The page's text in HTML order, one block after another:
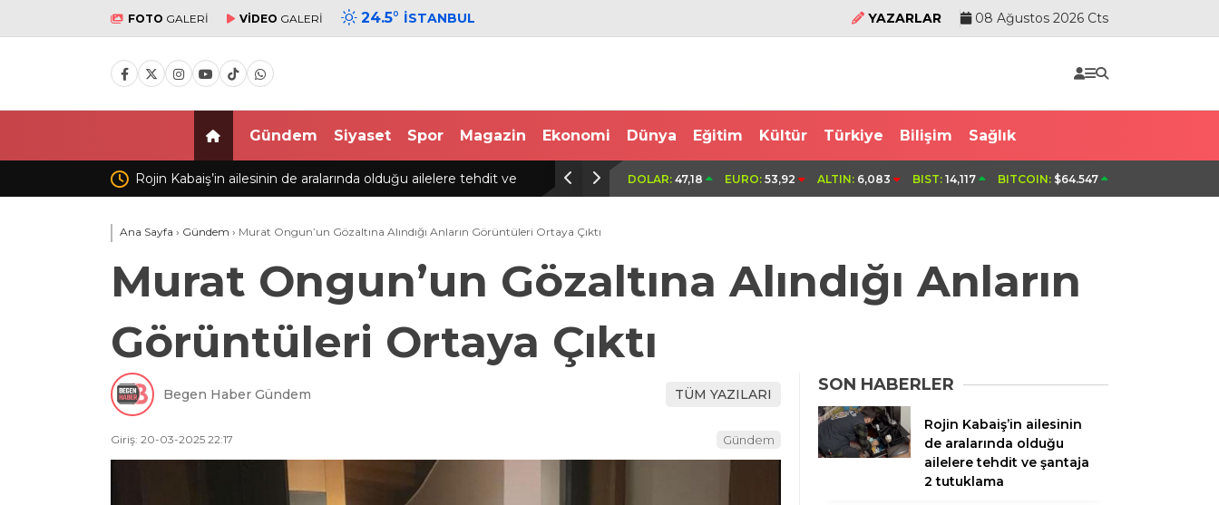
FOTO GALERİ VİDEO GALERİ 24.5° İSTANBUL YAZARLAR 08 Ağustos 2026 Cts
Gündem Siyaset Spor Magazin Ekonomi Dünya Eğitim Kültür Türkiye Bilişim Sağlık
de aralarında olduğu ailelere tehdit ve Kartal’da otomobil, park halindeki 3 araca çarptı: 2 yaralı Kuzey Marmara Otoyolu’nda saman yüklü TIR’ın dorsesi alev
DOLAR: 47,18 EURO: 53,92 ALTIN: 6,083 BIST: 14,117 BITCOIN: $64.547
Ana Sayfa › Gündem › Murat Ongun’un Gözaltına Alındığı Anların Görüntüleri Ortaya Çıktı
Murat Ongun’un Gözaltına Alındığı Anların
Görüntüleri Ortaya Çıktı
Begen Haber Gündem TÜM YAZILARI
Giriş: 20-03-2025 22:17 Gündem
SON HABERLER
Rojin Kabaiş’in ailesinin
de aralarında olduğu
ailelere tehdit ve şantaja
2 tutuklama